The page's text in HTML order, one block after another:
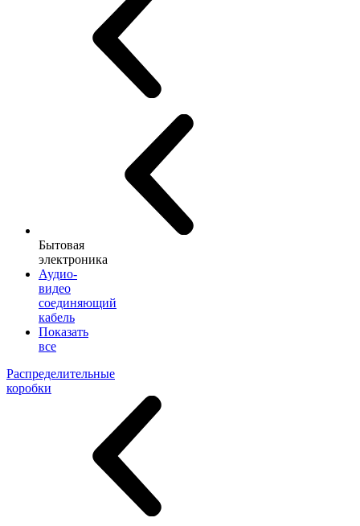
Бытовая
электроника
Аудио-
видео
соединяющий
кабель
Показать
все
Распределительные
коробки